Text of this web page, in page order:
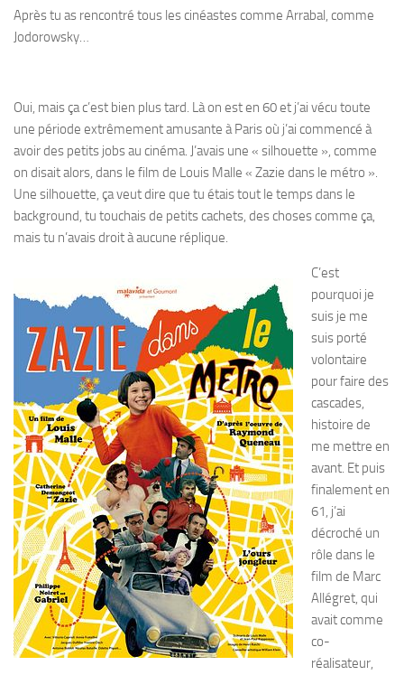
Après tu as rencontré tous les cinéastes comme Arrabal, comme
Jodorowsky…
Oui, mais ça c’est bien plus tard. Là on est en 60 et j’ai vécu toute
une période extrêmement amusante à Paris où j’ai commencé à
avoir des petits jobs au cinéma. J’avais une « silhouette », comme
on disait alors, dans le film de Louis Malle « Zazie dans le métro ».
Une silhouette, ça veut dire que tu étais tout le temps dans le
background, tu touchais de petits cachets, des choses comme ça,
mais tu n’avais droit à aucune réplique.
C’est
pourquoi je
suis je me
suis porté
volontaire
pour faire des
cascades,
histoire de
me mettre en
avant. Et puis
finalement en
61, j’ai
décroché un
rôle dans le
film de Marc
Allégret, qui
avait comme
co-
réalisateur,